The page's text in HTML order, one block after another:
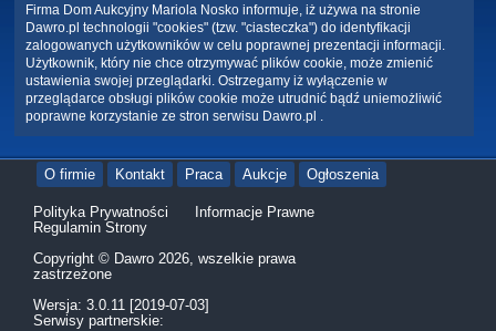
Firma Dom Aukcyjny Mariola Nosko informuje, iż używa na stronie
Dawro.pl technologii "cookies" (tzw. "ciasteczka") do identyfikacji
zalogowanych użytkowników w celu poprawnej prezentacji informacji.
Użytkownik, który nie chce otrzymywać plików cookie, może zmienić
ustawienia swojej przeglądarki. Ostrzegamy iż wyłączenie w
przeglądarce obsługi plików cookie może utrudnić bądź uniemożliwić
poprawne korzystanie ze stron serwisu Dawro.pl .
O firmie Kontakt Praca Aukcje Ogłoszenia
Polityka Prywatności
Informacje Prawne
Regulamin Strony
Copyright © Dawro 2026, wszelkie prawa
zastrzeżone
Wersja: 3.0.11 [2019-07-03]
Serwisy partnerskie: